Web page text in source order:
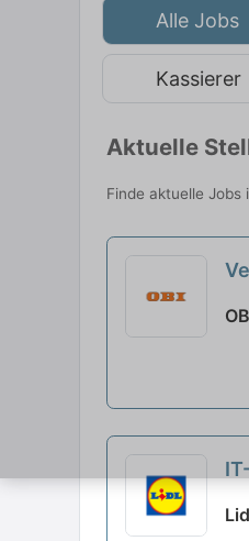
Alle Jobs
Kassierer
Aktuelle
Finde aktuelle Jobs